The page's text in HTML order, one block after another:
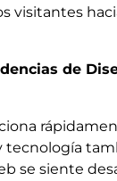
visitantes
de
se siente